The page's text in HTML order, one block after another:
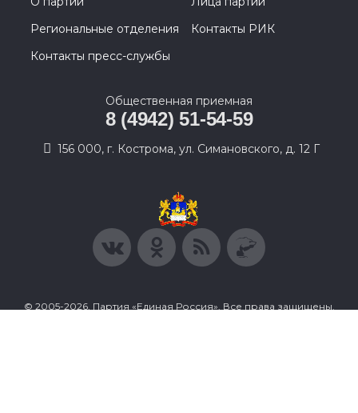
Перминов Сергей Николаевич
Первый заместитель председателя
деятельности
#Перминов #выборы2026